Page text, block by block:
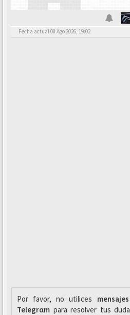
Fecha actual 08 Ago 2026, 19:02
Por favor, no utilices
Telegrαm para resolver tus